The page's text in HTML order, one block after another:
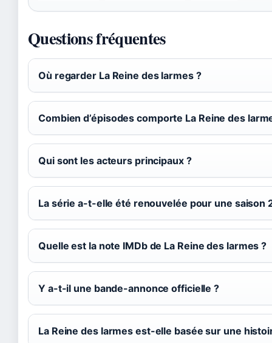
Questions fréquentes
Où regarder La Reine des larmes ?
Combien d’épisodes comporte La Reine des
Qui sont les acteurs principaux ?
La série a-t-elle été renouvelée pour une saison
Quelle est la note IMDb de La Reine des larmes ?
Y a-t-il une bande-annonce officielle ?
La Reine des larmes est-elle basée sur une